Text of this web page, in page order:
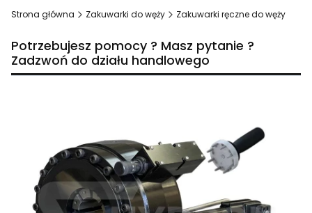
Strona główna Zakuwarki do węży Zakuwarki ręczne do węży
Potrzebujesz pomocy ? Masz pytanie ?
Zadzwoń do działu handlowego